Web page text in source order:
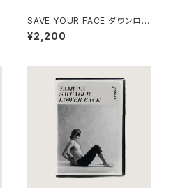
SAVE YOUR FACE ダウンロー
ド【日本語字幕版】
¥2,200